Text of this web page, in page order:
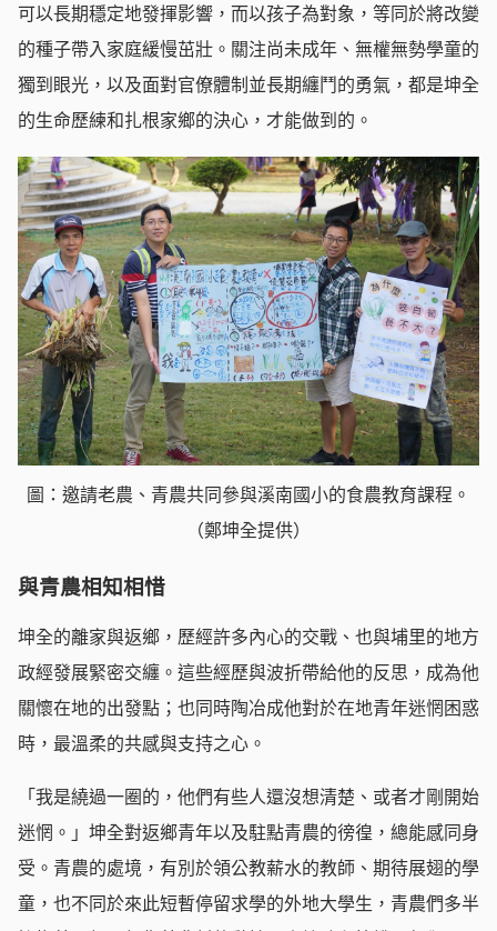
可以長期穩定地發揮影響，而以孩子為對象，等同於將改變
的種子帶入家庭緩慢茁壯。關注尚未成年、無權無勢學童的
獨到眼光，以及面對官僚體制並長期纏鬥的勇氣，都是坤全
的生命歷練和扎根家鄉的決心，才能做到的。
圖：邀請老農、青農共同參與溪南國小的食農教育課程。
（鄭坤全提供）
與青農相知相惜
坤全的離家與返鄉，歷經許多內心的交戰、也與埔里的地方
政經發展緊密交纏。這些經歷與波折帶給他的反思，成為他
關懷在地的出發點；也同時陶冶成他對於在地青年迷惘困惑
時，最溫柔的共感與支持之心。
「我是繞過一圈的，他們有些人還沒想清楚、或者才剛開始
迷惘。」坤全對返鄉青年以及駐點青農的徬徨，總能感同身
受。青農的處境，有別於領公教薪水的教師、期待展翅的學
童，也不同於來此短暫停留求學的外地大學生，青農們多半